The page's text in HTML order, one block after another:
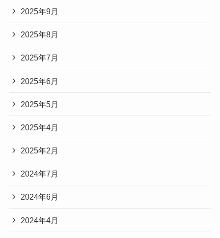
2025年9月
2025年8月
2025年7月
2025年6月
2025年5月
2025年4月
2025年2月
2024年7月
2024年6月
2024年4月